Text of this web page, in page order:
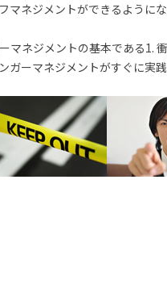
ネジメントができるようにな
マネジメントの基本である1.
ーマネジメントがすぐに実